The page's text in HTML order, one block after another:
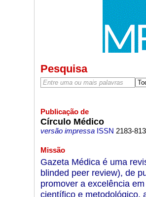
Pesquisa
Publicação de
Círculo Médico
versão impressaISSN 2183-
Missão
Gazeta Médica é uma
blinded peer review), de
promover a excelência
científico e metodológico,